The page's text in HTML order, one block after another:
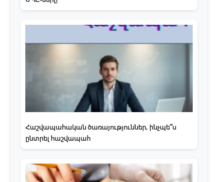
Հաշվապահական ծառայություններ, ինչպե՞ս
ընտրել հաշվապահ